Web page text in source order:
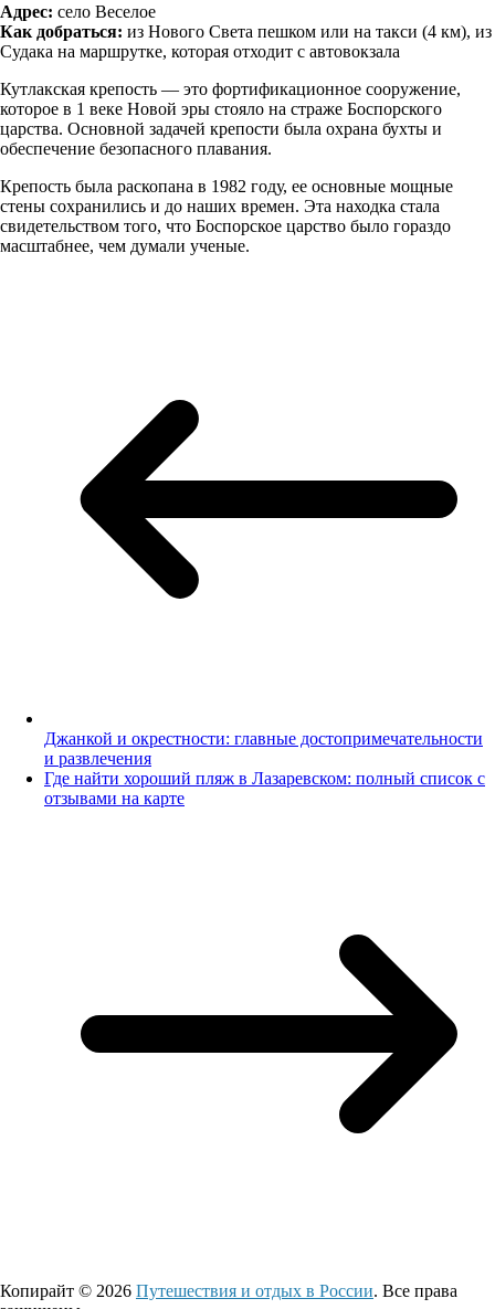
Адрес: село Веселое
Как добраться: из Нового Света пешком или на такси (4 км), из
Судака на маршрутке, которая отходит с автовокзала
Кутлакская крепость — это фортификационное сооружение,
которое в 1 веке Новой эры стояло на страже Боспорского
царства. Основной задачей крепости была охрана бухты и
обеспечение безопасного плавания.
Крепость была раскопана в 1982 году, ее основные мощные
стены сохранились и до наших времен. Эта находка стала
свидетельством того, что Боспорское царство было гораздо
масштабнее, чем думали ученые.
Джанкой и окрестности: главные достопримечательности
и развлечения
Где найти хороший пляж в Лазаревском: полный список с
отзывами на карте
Копирайт © 2026 Путешествия и отдых в России. Все права